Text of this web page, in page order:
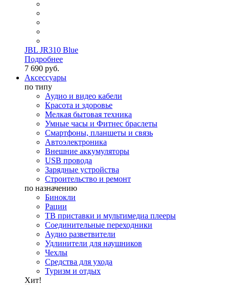
JBL JR310 Blue
Подробнее
7 690 руб.
Аксессуары
по типу
Аудио и видео кабели
Красота и здоровье
Мелкая бытовая техника
Умные часы и Фитнес браслеты
Смартфоны, планшеты и связь
Автоэлектроника
Внешние аккумуляторы
USB провода
Зарядные устройства
Строительство и ремонт
по назначению
Бинокли
Рации
ТВ приставки и мультимедиа плееры
Соединительные переходники
Аудио разветвители
Удлинители для наушников
Чехлы
Средства для ухода
Туризм и отдых
Хит!